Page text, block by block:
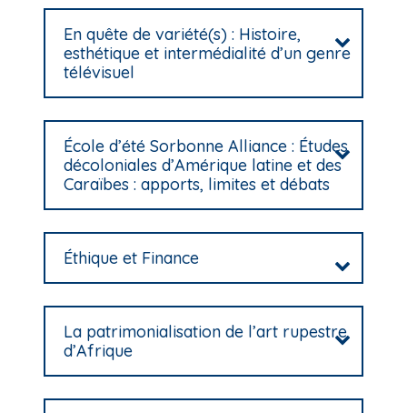
En quête de variété(s) : Histoire,
esthétique et intermédialité d’un genre
télévisuel
École d’été Sorbonne Alliance : Études
décoloniales d’Amérique latine et des
Caraïbes : apports, limites et débats
Éthique et Finance
La patrimonialisation de l’art rupestre
d’Afrique